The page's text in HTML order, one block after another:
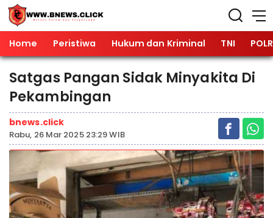
Home Peristiwa Hukum dan Kriminal TNI
Satgas Pangan Sidak Minyakita Di
Pekambingan
bnews.click
Rabu, 26 Mar 2025 23:29 WIB